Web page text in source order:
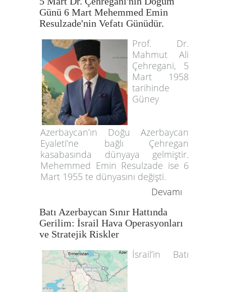
Günü 6 Mart Mehemmed Emin
Resulzade'nin Vefatı Günüdür.
Prof. Dr.
Mahmut Ali
Çehregani, 5
Mart 1958
tarihinde
Güney
Azerbaycan’ın Doğu Azerbaycan
Eyaleti’ne bağlı Çehregan
kasabasında dünyaya gelmiştir.
Mehemmed Emin Resulzade ise 6
Mart 1955 te dünyasını değişti.
Devamı
Batı Azerbaycan Sınır Hattında
Gerilim: İsrail Hava Operasyonları
ve Stratejik Riskler
İsrail’in Batı